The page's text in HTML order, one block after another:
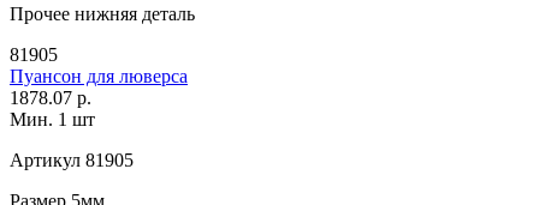
Прочее нижняя деталь
81905
Пуансон для люверса
1878.07 р.
Мин. 1 шт
Артикул 81905
Размер 5мм